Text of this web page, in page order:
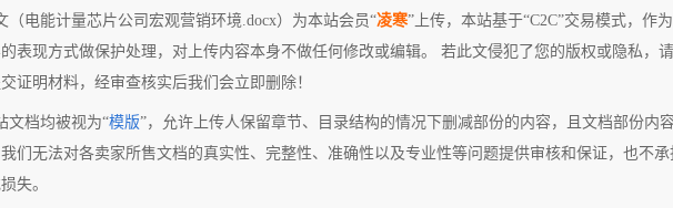
（电能计量芯片公司宏观营销环境.docx）为本站会员“凌寒”上传，本站基于“C2C”交易模式，作
表现方式做保护处理，对上传内容本身不做任何修改或编辑。 若此文侵犯了您的版权或隐私，
证明材料，经审查核实后我们会立即删除！
文档均被视为“模版”，允许上传人保留章节、目录结构的情况下删减部份的内容，且文档部份内
们无法对各卖家所售文档的真实性、完整性、准确性以及专业性等问题提供审核和保证，也不承
失。